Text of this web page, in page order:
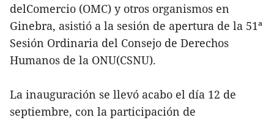
delComercio (OMC) y otros organismos en
Ginebra, asistió a la sesión de apertura de la 51ª
Sesión Ordinaria del Consejo de Derechos
Humanos de la ONU(CSNU).
La inauguración se llevó acabo el día 12 de
septiembre, con la participación de